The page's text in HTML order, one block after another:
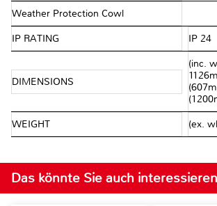
Weather Protection Cowl
IP RATING IP 24
DIMENSIONS
(inc.
WEIGHT (ex.
Das könnte Sie auch